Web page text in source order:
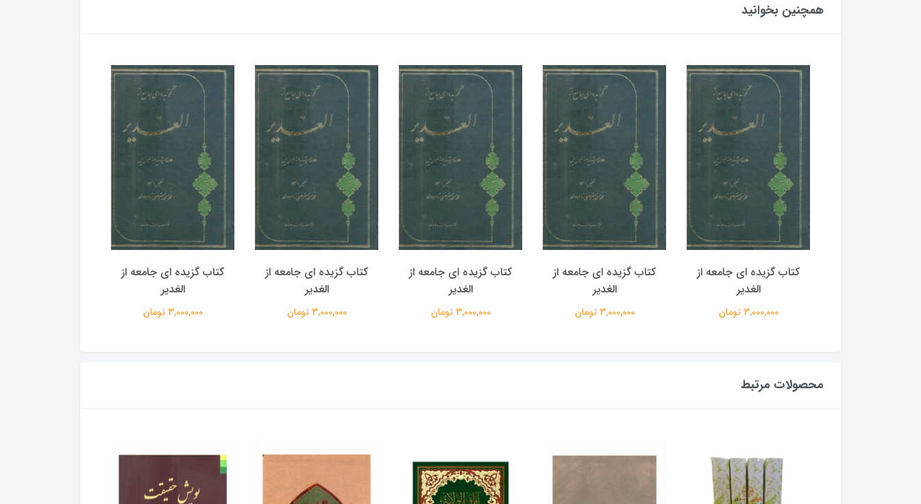
همچنین بخوانید
کتاب گزیده ای جامعه از
الغدیر
3,000,000 تومان
کتاب گزیده ای جامعه از
الغدیر
3,000,000 تومان
کتاب گزیده ای جامعه از
الغدیر
3,000,000 تومان
کتاب گزیده ای جامعه از
الغدیر
3,000,000 تومان
کتاب گزیده ای جامعه از
الغدیر
3,000,000 تومان
محصولات مرتبط